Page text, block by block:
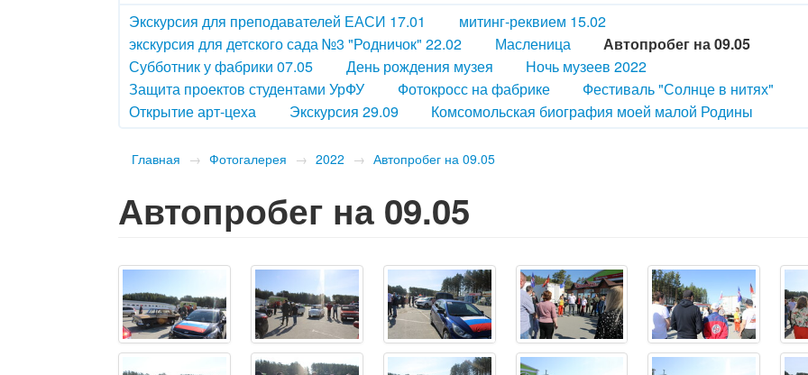
Экскурсия для преподавателей ЕАСИ 17.01
митинг-реквием 15.02
экскурсия для детского сада №3 "Родничок" 22.02
Масленица
Автопробег на 09.05
Субботник у фабрики 07.05
День рождения музея
Ночь музеев 2022
Защита проектов студентами УрФУ
Фотокросс на фабрике
Фестиваль "Солнце в нитях"
Открытие арт-цеха
Экскурсия 29.09 Комсомольская биография моей малой Родины
Главная → Фотогалерея → 2022 → Автопробег на 09.05
Автопробег на 09.05